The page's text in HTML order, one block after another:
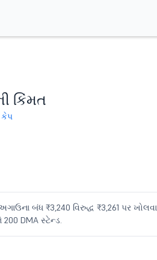
કિંમત
કેપ
બંધ ₹3,240 વિરુદ્ધ ₹3,261 પર
200 DMA સ્ટેન્ડ.